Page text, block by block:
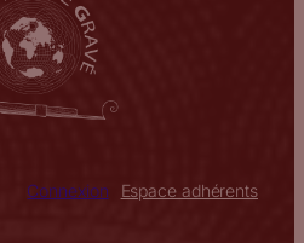
Connexion Espace adhérents